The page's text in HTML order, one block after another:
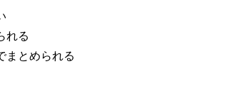
れる
まとめられる